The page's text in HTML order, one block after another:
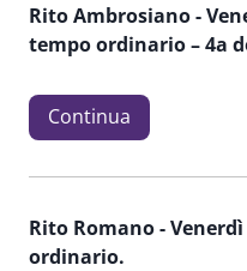
Rito Ambrosiano -
tempo ordinario – 4a
Continua
Rito Romano -
ordinario.